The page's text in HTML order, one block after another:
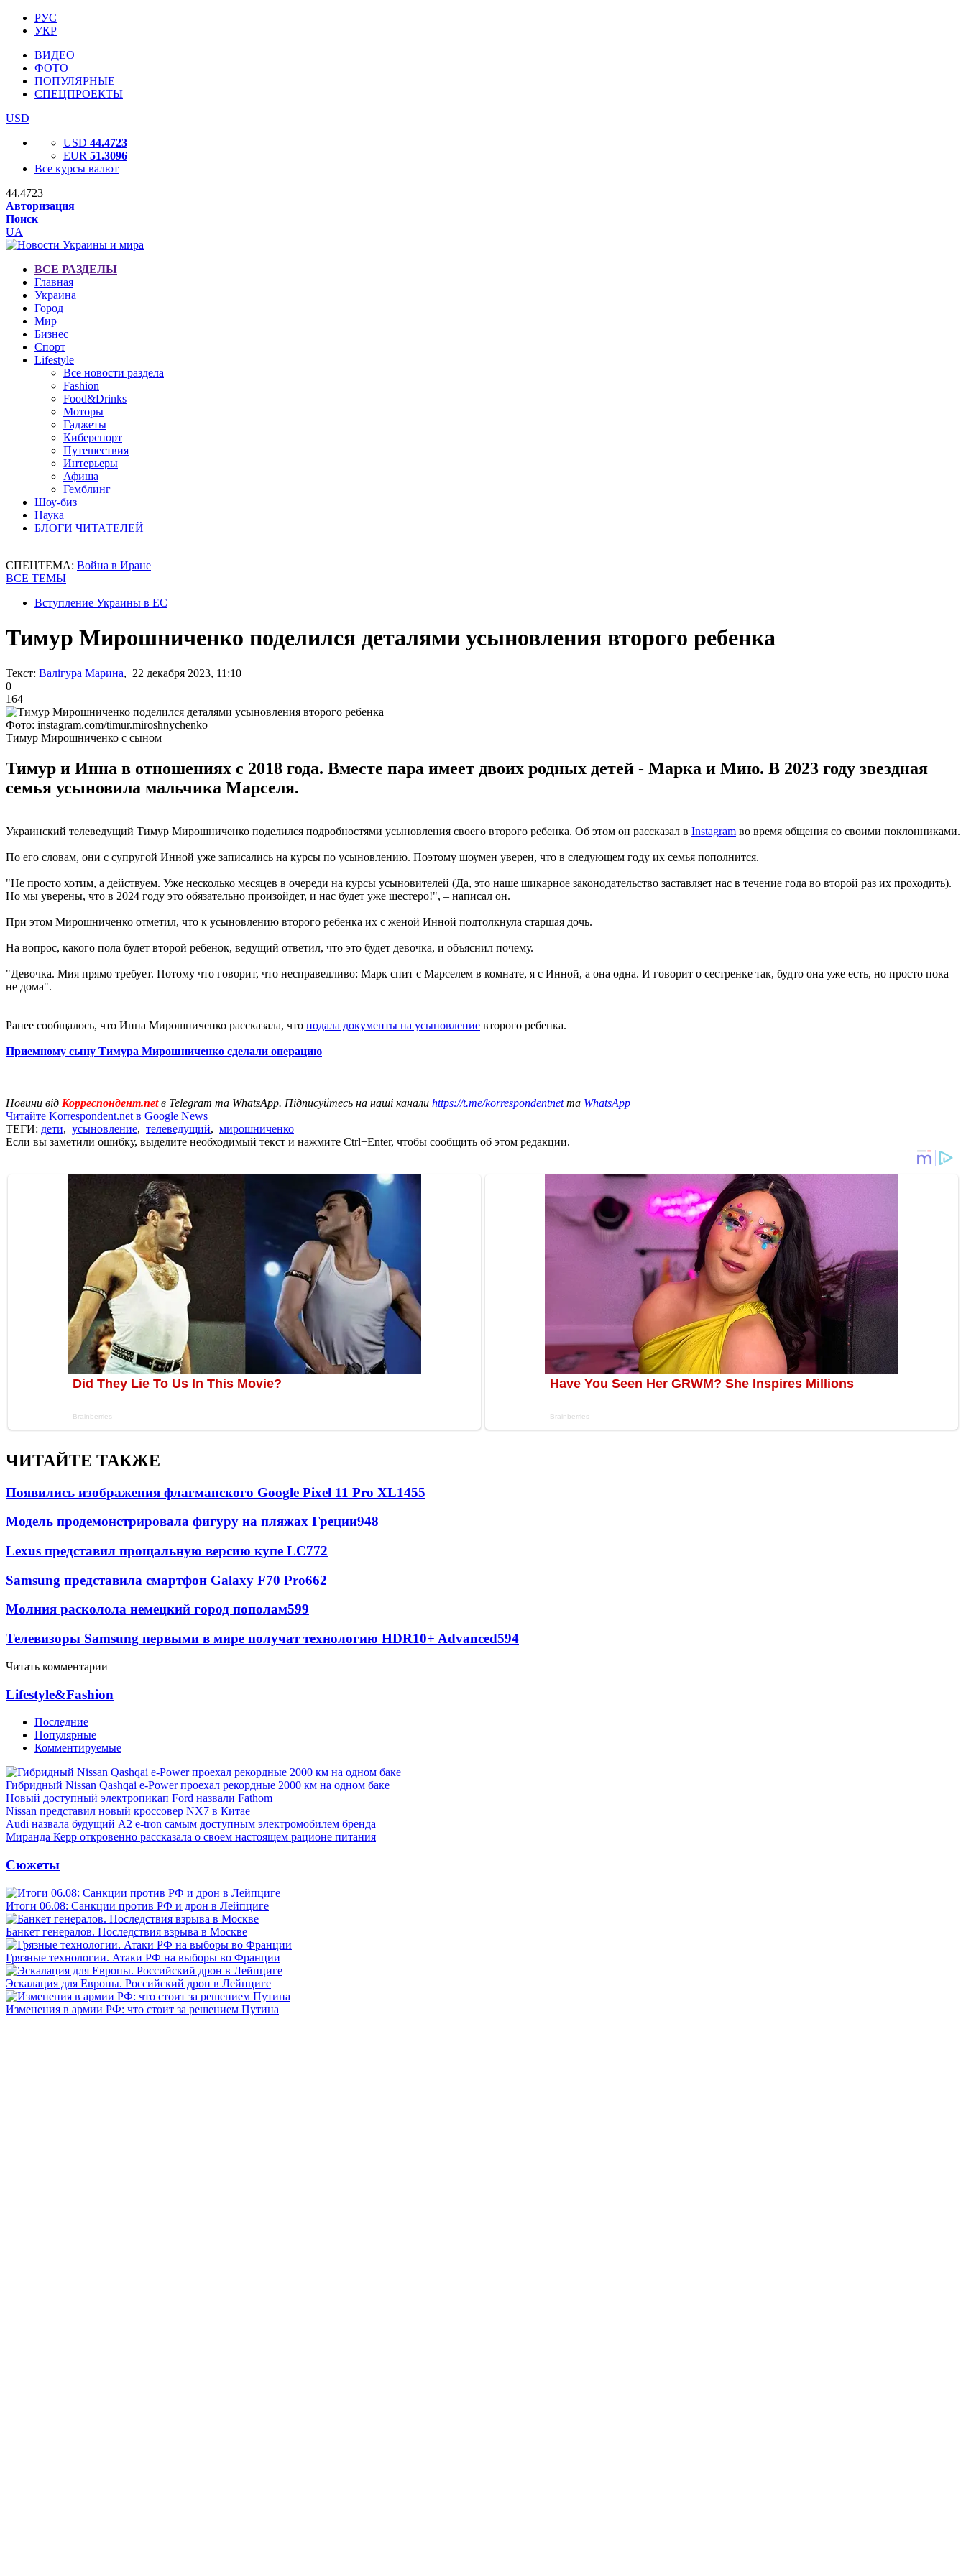
РУС
УКР
ВИДЕО
ФОТО
ПОПУЛЯРНЫЕ
СПЕЦПРОЕКТЫ
USD
USD 44.4723
EUR 51.3096
Все курсы валют
44.4723
Авторизация
Поиск
UA
ВСЕ РАЗДЕЛЫ
Главная
Украина
Город
Мир
Бизнес
Спорт
Lifestyle
Все новости раздела
Fashion
Food&Drinks
Моторы
Гаджеты
Киберспорт
Путешествия
Интерьеры
Афиша
Гемблинг
Шоу-биз
Наука
БЛОГИ ЧИТАТЕЛЕЙ
СПЕЦТЕМА: Война в Иране
ВСЕ ТЕМЫ
Вступление Украины в ЕС
Тимур Мирошниченко поделился деталями усыновления второго ребенка
Текст: Валігура Марина, 22 декабря 2023, 11:10
0
164
Фото: instagram.com/timur.miroshnychenko
Тимур Мирошниченко с сыном
Тимур и Инна в отношениях с 2018 года. Вместе пара имеет двоих родных детей - Марка и Мию. В 2023 году звездная
семья усыновила мальчика Марселя.
Украинский телеведущий Тимур Мирошниченко поделился подробностями усыновления своего второго ребенка. Об этом он рассказал в Instagram во время общения со своими поклонниками.
По его словам, они с супругой Инной уже записались на курсы по усыновлению. Поэтому шоумен уверен, что в следующем году их семья пополнится.
"Не просто хотим, а действуем. Уже несколько месяцев в очереди на курсы усыновителей (Да, это наше шикарное законодательство заставляет нас в течение года во второй раз их проходить).
Но мы уверены, что в 2024 году это обязательно произойдет, и нас будет уже шестеро!", – написал он.
При этом Мирошниченко отметил, что к усыновлению второго ребенка их с женой Инной подтолкнула старшая дочь.
На вопрос, какого пола будет второй ребенок, ведущий ответил, что это будет девочка, и объяснил почему.
"Девочка. Мия прямо требует. Потому что говорит, что несправедливо: Марк спит с Марселем в комнате, я с Инной, а она одна. И говорит о сестренке так, будто она уже есть, но просто пока
не дома".
Ранее сообщалось, что Инна Мирошниченко рассказала, что подала документы на усыновление второго ребенка.
Приемному сыну Тимура Мирошниченко сделали операцию
Новини від Корреспондент.netв Telegram та WhatsApp. Підписуйтесь на наші канали https://t.me/korrespondentnetта WhatsApp
Читайте Korrespondent.net в Google News
ТЕГИ: дети, усыновление, телеведущий, мирошниченко
Если вы заметили ошибку, выделите необходимый текст и нажмите Ctrl+Enter, чтобы сообщить об этом редакции.
ЧИТАЙТЕ ТАКЖЕ
Появились изображения флагманского Google Pixel 11 Pro XL1455
Модель продемонстрировала фигуру на пляжах Греции948
Lexus представил прощальную версию купе LC772
Samsung представила смартфон Galaxy F70 Pro662
Молния расколола немецкий город пополам599
Телевизоры Samsung первыми в мире получат технологию HDR10+ Advanced594
Читать комментарии
Lifestyle&Fashion
Последние
Популярные
Комментируемые
Гибридный Nissan Qashqai e-Power проехал рекордные 2000 км на одном баке
Новый доступный электропикап Ford назвали Fathom
Nissan представил новый кроссовер NX7 в Китае
Audi назвала будущий A2 e-tron самым доступным электромобилем бренда
Миранда Керр откровенно рассказала о своем настоящем рационе питания
Сюжеты
Итоги 06.08: Санкции против РФ и дрон в Лейпциге
Банкет генералов. Последствия взрыва в Москве
Грязные технологии. Атаки РФ на выборы во Франции
Эскалация для Европы. Российский дрон в Лейпциге
Изменения в армии РФ: что стоит за решением Путина